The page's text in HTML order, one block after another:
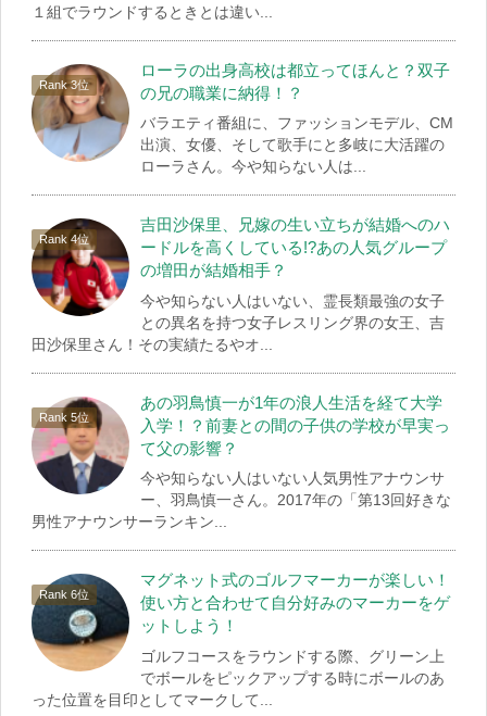
１組でラウンドするときとは違い...
ローラの出身高校は都立ってほんと？双子
の兄の職業に納得！？
バラエティ番組に、ファッションモデル、CM
出演、女優、そして歌手にと多岐に大活躍の
ローラさん。今や知らない人は...
吉田沙保里、兄嫁の生い立ちが結婚へのハ
ードルを高くしている!?あの人気グループ
の増田が結婚相手？
今や知らない人はいない、霊長類最強の女子
との異名を持つ女子レスリング界の女王、吉
田沙保里さん！その実績たるやオ...
あの羽鳥慎一が1年の浪人生活を経て大学
入学！？前妻との間の子供の学校が早実っ
て父の影響？
今や知らない人はいない人気男性アナウンサ
ー、羽鳥慎一さん。2017年の「第13回好きな
男性アナウンサーランキン...
マグネット式のゴルフマーカーが楽しい！
使い方と合わせて自分好みのマーカーをゲ
ットしよう！
ゴルフコースをラウンドする際、グリーン上
でボールをピックアップする時にボールのあ
った位置を目印としてマークして...